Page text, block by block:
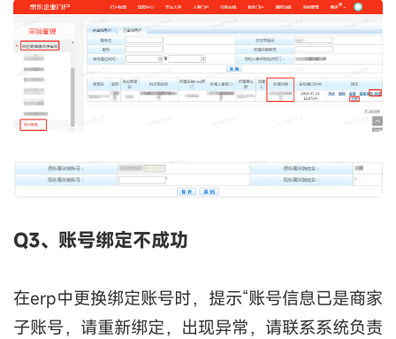
Q3、账号绑定不成功
在erp中更换绑定账号时，提示“账号信息已是商家
子账号，请重新绑定，出现异常，请联系系统负责